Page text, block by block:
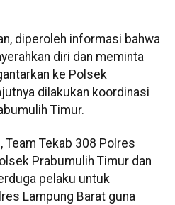
diperoleh informasi bahwa
diri dan meminta
ke Polsek
dilakukan koordinasi
Timur.
Team Tekab 308 Polres
Prabumulih Timur dan
pelaku untuk
Lampung Barat guna